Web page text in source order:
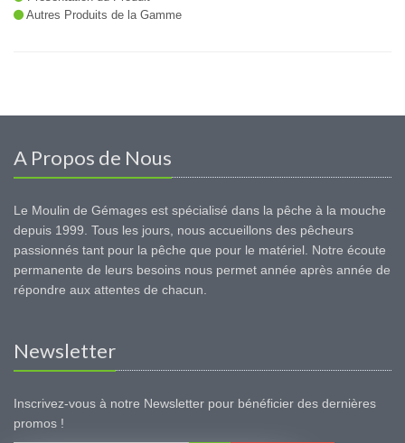
Autres Produits de la Gamme
A Propos de Nous
Le Moulin de Gémages est spécialisé dans la pêche à la mouche
depuis 1999. Tous les jours, nous accueillons des pêcheurs
passionnés tant pour la pêche que pour le matériel. Notre écoute
permanente de leurs besoins nous permet année après année de
répondre aux attentes de chacun.
Newsletter
Inscrivez-vous à notre Newsletter pour bénéficier des dernières
promos !